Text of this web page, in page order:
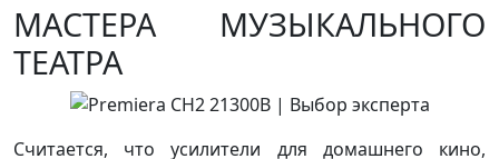
МАСТЕРА МУЗЫКАЛЬНОГО
ТЕАТРА
Считается, что усилители для домашнего кино,